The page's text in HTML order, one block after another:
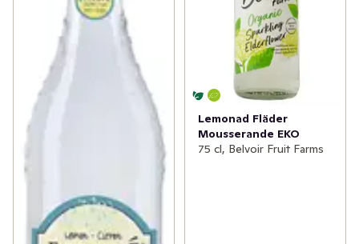
Lemonad Fläder
Mousserande EKO
75 cl, Belvoir Fruit Farms